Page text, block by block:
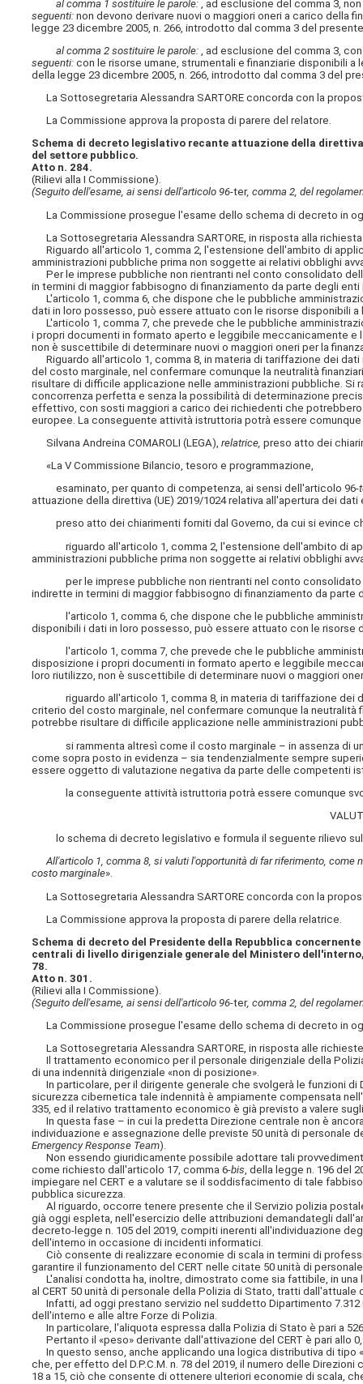
al comma 1 sostituire le parole: , ad esclusione del comma 3,
seguenti: non devono derivare nuovi o maggiori oneri a carico della
legge 23 dicembre 2005, n. 266, introdotto dal comma 3 del
al comma 2 sostituire le parole: , ad esclusione del comma 3,
seguenti: con le risorse umane, strumentali e finanziarie disponibili
della legge 23 dicembre 2005, n. 266, introdotto dal comma 3 del
La Sottosegretaria Alessandra SARTORE concorda con la
La Commissione approva la proposta di parere del relatore.
Schema di decreto legislativo recante attuazione della
del settore pubblico.
Atto n. 284.
(Rilievi alla I Commissione).
(Seguito dell'esame, ai sensi dell'articolo 96-ter, comma 2, del
La Commissione prosegue l'esame dello schema di decreto in
La Sottosegretaria Alessandra SARTORE, in risposta alla
Riguardo all'articolo 1, comma 2, l'estensione dell'ambito di
amministrazioni pubbliche prima non soggette ai relativi obblighi
Per le imprese pubbliche non rientranti nel conto consolidato
in termini di maggior fabbisogno di finanziamento da parte degli
L'articolo 1, comma 6, che dispone che le pubbliche
dati in loro possesso, può essere attuato con le risorse disponibili
L'articolo 1, comma 7, che prevede che le pubbliche
i propri documenti in formato aperto e leggibile meccanicamente
non è suscettibile di determinare nuovi o maggiori oneri per la
Riguardo all'articolo 1, comma 8, in materia di tariffazione dei
del costo marginale, nel confermare comunque la neutralità
risultare di difficile applicazione nelle amministrazioni pubbliche. Si
concorrenza perfetta e senza la possibilità di determinazione
effettivo, con sosti maggiori a carico dei richiedenti che
europee. La conseguente attività istruttoria potrà essere
Silvana Andreina COMAROLI (LEGA),relatrice, preso atto dei
«La V Commissione Bilancio, tesoro e programmazione,
esaminato, per quanto di competenza, ai sensi dell'articolo 96-
attuazione della direttiva (UE) 2019/1024 relativa all'apertura dei
preso atto dei chiarimenti forniti dal Governo, da cui si evince
riguardo all'articolo 1, comma 2, l'estensione dell'ambito di
amministrazioni pubbliche prima non soggette ai relativi obblighi
per le imprese pubbliche non rientranti nel conto consolidato
indirette in termini di maggior fabbisogno di finanziamento da parte
l'articolo 1, comma 6, che dispone che le pubbliche
disponibili i dati in loro possesso, può essere attuato con le risorse
l'articolo 1, comma 7, che prevede che le pubbliche
disposizione i propri documenti in formato aperto e leggibile
loro riutilizzo, non è suscettibile di determinare nuovi o maggiori
riguardo all'articolo 1, comma 8, in materia di tariffazione dei
criterio del costo marginale, nel confermare comunque la
potrebbe risultare di difficile applicazione nelle amministrazioni
si rammenta altresì come il costo marginale – in assenza di un
come sopra posto in evidenza – sia tendenzialmente sempre
essere oggetto di valutazione negativa da parte delle competenti
la conseguente attività istruttoria potrà essere comunque
lo schema di decreto legislativo e formula il seguente rilievo
All'articolo 1, comma 8, si valuti l'opportunità di far riferimento,
costo marginale».
La Sottosegretaria Alessandra SARTORE concorda con la
La Commissione approva la proposta di parere della relatrice.
Schema di decreto del Presidente della Repubblica
centrali di livello dirigenziale generale del Ministero
78.
Atto n. 301.
(Rilievi alla I Commissione).
(Seguito dell'esame, ai sensi dell'articolo 96-ter, comma 2, del
La Commissione prosegue l'esame dello schema di decreto in
La Sottosegretaria Alessandra SARTORE, in risposta alle
Il trattamento economico per il personale dirigenziale della
di una indennità dirigenziale «non di posizione».
In particolare, per il dirigente generale che svolgerà le funzioni
sicurezza cibernetica tale indennità è ampiamente compensata
335, ed il relativo trattamento economico è già previsto a valere
In questa fase – in cui la predetta Direzione centrale non è
individuazione e assegnazione delle previste 50 unità di personale
Emergency Response Team).
Non essendo giuridicamente possibile adottare tali
come richiesto dall'articolo 17, comma 6-bis, della legge n. 196 del
impiegare nel CERT e a valutare se il soddisfacimento di tale
pubblica sicurezza.
Al riguardo, occorre tenere presente che il Servizio polizia
già oggi espleta, nell'esercizio delle attribuzioni demandategli
decreto-legge n. 105 del 2019, compiti inerenti all'individuazione
dell'interno in occasione di incidenti informatici.
Ciò consente di realizzare economie di scala in termini di
garantire il funzionamento del CERT nelle citate 50 unità di
L'analisi condotta ha, inoltre, dimostrato come sia fattibile, in
al CERT 50 unità di personale della Polizia di Stato, tratti
Infatti, ad oggi prestano servizio nel suddetto Dipartimento
dell'interno e alle altre Forze di Polizia.
In particolare, l'aliquota espressa dalla Polizia di Stato è pari a
Pertanto il «peso» derivante dall'attivazione del CERT è pari allo
In questo senso, anche applicando una logica distributiva di tipo
che, per effetto del D.P.C.M. n. 78 del 2019, il numero delle
18 a 15, ciò che consente di ottenere ulteriori economie di scala,